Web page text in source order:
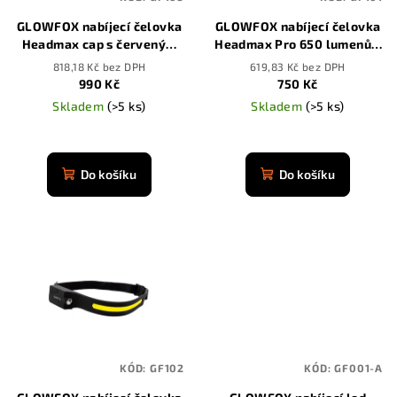
oGLOWFOX nabíjecí čelovka
Headmax cap s červeným
světlem
818,18 Kč bez DPH
990 Kč
Skladem (>5 ks)
Do košíku
GLOWFOX nabíjecí čelovka
Headmax Pro 650 lumenů s
pohybovým senzorem
619,83 Kč bez DPH
750 Kč
Skladem (>5 ks)
hodnocení
produktu
Do košíku
KÓD: GF102 KÓD:GF001-A